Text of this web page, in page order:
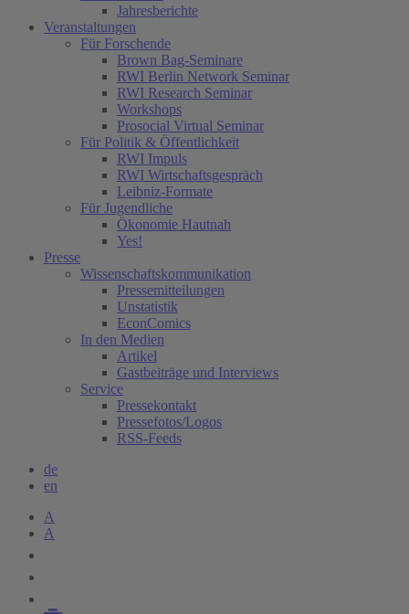
Jahresberichte
Veranstaltungen
Für Forschende
Brown Bag-Seminare
RWI Berlin Network Seminar
RWI Research Seminar
Workshops
Prosocial Virtual Seminar
Für Politik & Öffentlichkeit
RWI Impuls
RWI Wirtschaftsgespräch
Leibniz-Formate
Für Jugendliche
Ökonomie Hautnah
Yes!
Presse
Wissenschaftskommunikation
Pressemitteilungen
Unstatistik
EconComics
In den Medien
Artikel
Gastbeiträge und Interviews
Service
Pressekontakt
Pressefotos/Logos
RSS-Feeds
de
en
A
A